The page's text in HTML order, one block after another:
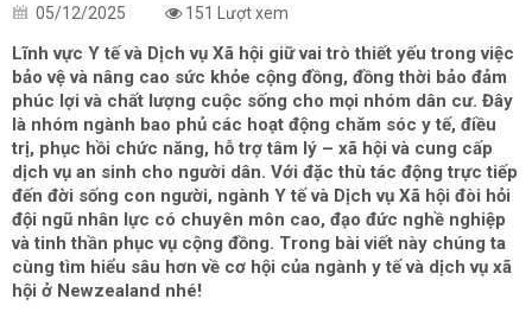
05/12/2025 151 Lượt xem
Lĩnh vực Y tế và Dịch vụ Xã hội giữ vai trò thiết yếu trong việc
bảo vệ và nâng cao sức khỏe cộng đồng, đồng thời bảo đảm
phúc lợi và chất lượng cuộc sống cho mọi nhóm dân cư. Đây
là nhóm ngành bao phủ các hoạt động chăm sóc y tế, điều
trị, phục hồi chức năng, hỗ trợ tâm lý – xã hội và cung cấp
dịch vụ an sinh cho người dân. Với đặc thù tác động trực tiếp
đến đời sống con người, ngành Y tế và Dịch vụ Xã hội đòi hỏi
đội ngũ nhân lực có chuyên môn cao, đạo đức nghề nghiệp
và tinh thần phục vụ cộng đồng. Trong bài viết này chúng ta
cùng tìm hiểu sâu hơn về cơ hội của ngành y tế và dịch vụ xã
hội ở Newzealand nhé!